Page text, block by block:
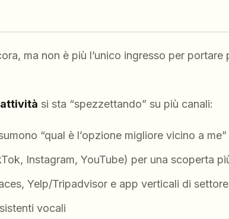
ma non è più l’unico ingresso per
si sta “spezzettando” su più canali:
“qual è l’opzione migliore vicino a me”
Instagram, YouTube) per una scoperta
Yelp/Tripadvisor e app verticali di settore
vocali